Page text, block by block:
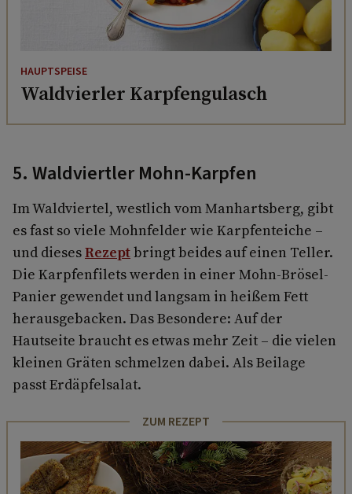
HAUPTSPEISE
Waldvierler Karpfengulasch
5. Waldviertler Mohn-Karpfen
Im Waldviertel, westlich vom Manhartsberg, gibt
es fast so viele Mohnfelder wie Karpfenteiche –
und diesesRezeptbringt beides auf einen Teller.
Die Karpfenfilets werden in einer Mohn-Brösel-
Panier gewendet und langsam in heißem Fett
herausgebacken. Das Besondere: Auf der
Hautseite braucht es etwas mehr Zeit – die vielen
kleinen Gräten schmelzen dabei. Als Beilage
passt Erdäpfelsalat.
ZUM REZEPT